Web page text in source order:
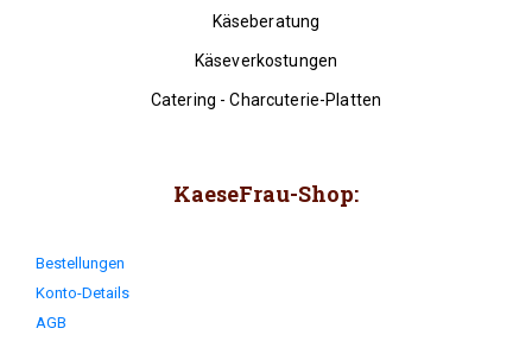
Käseberatung
Käseverkostungen
Catering - Charcuterie-Platten
KaeseFrau-Shop:
Bestellungen
Konto-Details
AGB